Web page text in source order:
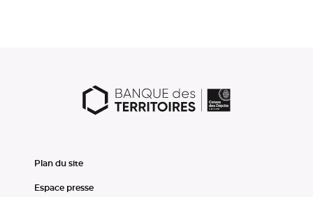
Plan du site
Espace presse